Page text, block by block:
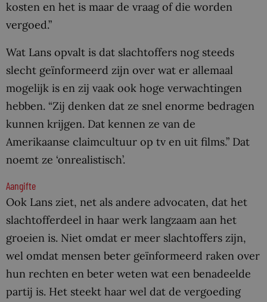
kosten en het is maar de vraag of die worden
vergoed.”
Wat Lans opvalt is dat slachtoffers nog steeds
slecht geïnformeerd zijn over wat er allemaal
mogelijk is en zij vaak ook hoge verwachtingen
hebben. “Zij denken dat ze snel enorme bedragen
kunnen krijgen. Dat kennen ze van de
Amerikaanse claimcultuur op tv en uit films.” Dat
noemt ze ‘onrealistisch’.
Aangifte
Ook Lans ziet, net als andere advocaten, dat het
slachtofferdeel in haar werk langzaam aan het
groeien is. Niet omdat er meer slachtoffers zijn,
wel omdat mensen beter geïnformeerd raken over
hun rechten en beter weten wat een benadeelde
partij is. Het steekt haar wel dat de vergoeding